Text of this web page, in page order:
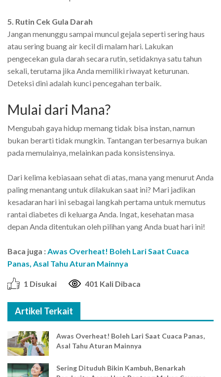
5. Rutin Cek Gula Darah
Jangan menunggu sampai muncul gejala seperti sering haus
atau sering buang air kecil di malam hari. Lakukan
pengecekan gula darah secara rutin, setidaknya satu tahun
sekali, terutama jika Anda memiliki riwayat keturunan.
Deteksi dini adalah kunci pencegahan terbaik.
Mulai dari Mana?
Mengubah gaya hidup memang tidak bisa instan, namun
bukan berarti tidak mungkin. Tantangan terbesarnya bukan
pada memulainya, melainkan pada konsistensinya.
Dari kelima kebiasaan sehat di atas, mana yang menurut Anda
paling menantang untuk dilakukan saat ini? Mari jadikan
kesadaran hari ini sebagai langkah pertama untuk memutus
rantai diabetes di keluarga Anda. Ingat, kesehatan masa
depan Anda ditentukan oleh pilihan yang Anda buat hari ini!
Baca juga :Awas Overheat! Boleh Lari Saat Cuaca
Panas, Asal Tahu Aturan Mainnya
1 Disukai 401 Kali Dibaca
Artikel Terkait
Awas Overheat! Boleh Lari Saat Cuaca Panas,
Asal Tahu Aturan Mainnya
Sering Dituduh Bikin Kambuh, Benarkah